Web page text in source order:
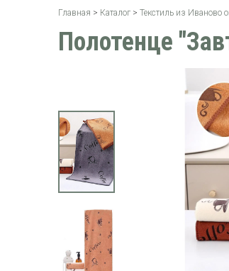
Главная > Каталог > Текстиль из Иваново
Полотенце